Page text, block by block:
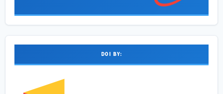
DOI BY: